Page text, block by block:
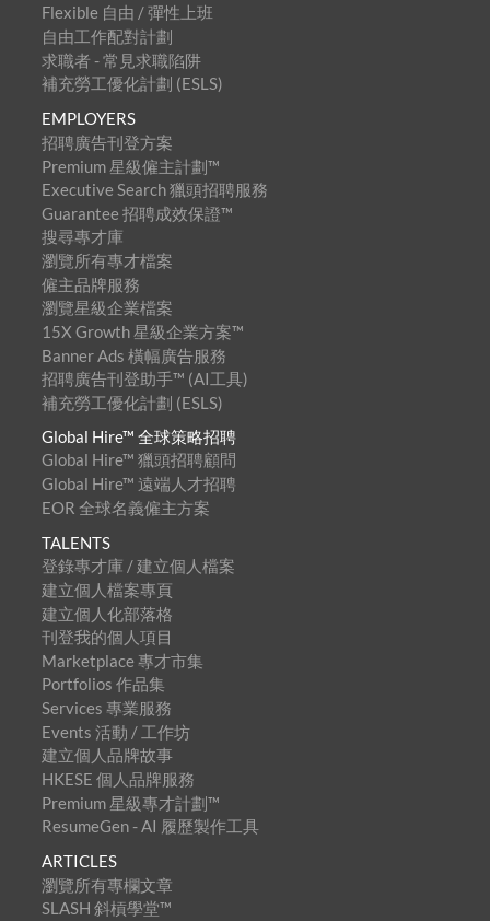
Flexible 自由 / 彈性上班
自由工作配對計劃
求職者 - 常見求職陷阱
補充勞工優化計劃 (ESLS)
EMPLOYERS
招聘廣告刊登方案
Premium 星級僱主計劃™
Executive Search 獵頭招聘服務
Guarantee 招聘成效保證™
搜尋專才庫
瀏覽所有專才檔案
僱主品牌服務
瀏覽星級企業檔案
15X Growth 星級企業方案™
Banner Ads 橫幅廣告服務
招聘廣告刊登助手™ (AI工具)
補充勞工優化計劃 (ESLS)
Global Hire™ 全球策略招聘
Global Hire™ 獵頭招聘顧問
Global Hire™ 遠端人才招聘
EOR 全球名義僱主方案
TALENTS
登錄專才庫 / 建立個人檔案
建立個人檔案專頁
建立個人化部落格
刊登我的個人項目
Marketplace 專才市集
Portfolios 作品集
Services 專業服務
Events 活動 / 工作坊
建立個人品牌故事
HKESE 個人品牌服務
Premium 星級專才計劃™
ResumeGen - AI 履歷製作工具
ARTICLES
瀏覽所有專欄文章
SLASH 斜槓學堂™